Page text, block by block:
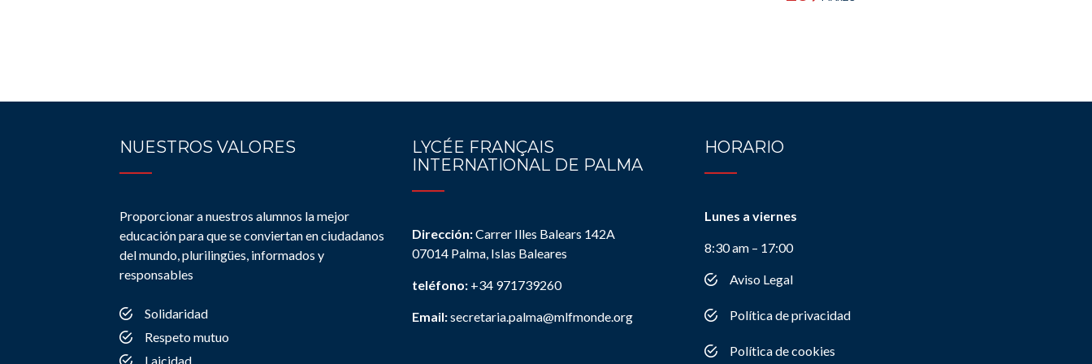
NUESTROS VALORES
Proporcionar a nuestros alumnos la mejor
educación para que se conviertan en ciudadanos
del mundo, plurilingües, informados y
responsables
Solidaridad
Respeto mutuo
Laicidad
LYCÉE FRANÇAIS
INTERNATIONAL DE PALMA
Dirección:Carrer Illes Balears 142A
07014 Palma, Islas Baleares
teléfono: +34 971739260
Email:secretaria.palma@mlfmonde.org
HORARIO
Lunes a viernes
8:30 am – 17:00
Aviso Legal
Política de privacidad
Política de cookies